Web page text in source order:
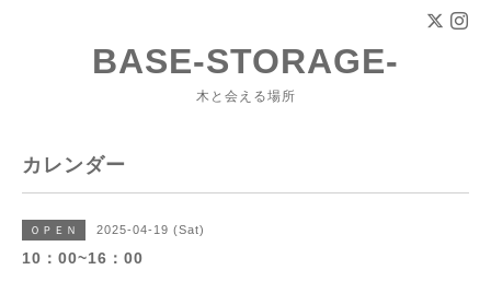
BASE-STORAGE-
木と会える場所
カレンダー
ＯＰＥＮ 2025-04-19 (Sat)
10：00~16：00